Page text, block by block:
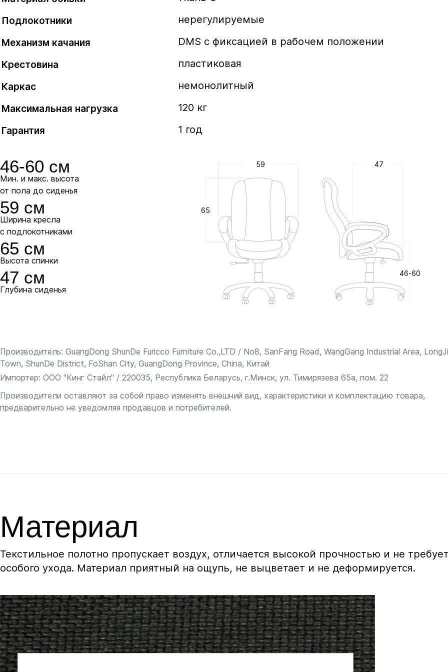
положении.
DMSL
Механизм качания DMSL позволяет фиксировать угол наклона кресла
в любом положении.
Крестовины
Пластик выдерживает большой вес и интенсивное использование. Стальные
и алюминиевые модели отличаются повышенной прочностью, долговечностью
и презентабельным внешним видом.
Пластиковая
В комплекте
Стальная
+50 руб.
Подлокотники нерегулируемые
Механизм качания DMS с фиксацией в рабочем положении
Крестовина пластиковая
Каркас немонолитный
Максимальная нагрузка 120 кг
Гарантия 1 год
46-60 см
Мин. и макс. высота
от пола до сиденья
59 см
Ширина кресла
с подлокотниками
65 см
Высота спинки
47 см
Глубина сиденья
59
65
47
46-60
Производитель: GuangDong ShunDe Furicco Furniture Co.,LTD / No8, SanFang Road, WangGang Industrial Area,
Town, ShunDe District, FoShan City, GuangDong Province, China, Китай
Импортер: ООО "Кинг Стайл" / 220035, Республика Беларусь, г.Минск, ул. Тимирязева 65а, пом. 22
Производители оставляют за собой право изменять внешний вид, характеристики и комплектацию товара,
предварительно не уведомляя продавцов и потребителей.
Материал
Текстильное полотно пропускает воздух, отличается высокой прочностью и не
особого ухода. Материал приятный на ощупь, не выцветает и не деформируется.